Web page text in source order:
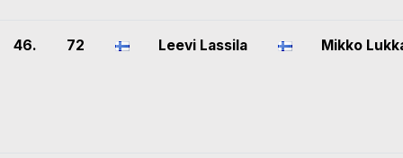
46. 72 Leevi Lassila Mikko